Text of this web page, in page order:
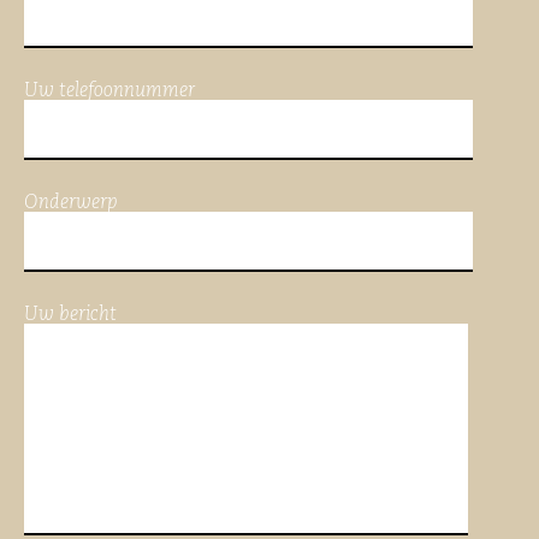
Uw telefoonnummer
Onderwerp
Uw bericht